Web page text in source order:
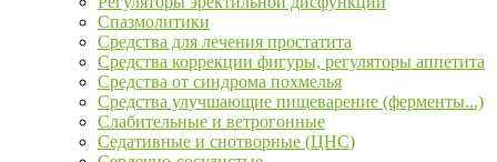
Спазмолитики
Средства для лечения простатита
Средства коррекции фигуры, регуляторы аппетита
Средства от синдрома похмелья
Средства улучшающие пищеварение (ферменты...)
Слабительные и ветрогонные
Седативные и снотворные (ЦНС)